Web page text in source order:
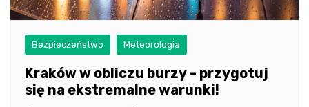
Bezpieczeństwo Meteorologia
Kraków w obliczu burzy – przygotuj
się na ekstremalne warunki!